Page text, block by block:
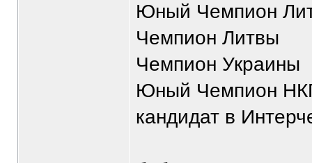
Юный Чемпион
Чемпион Литвы
Чемпион Украины
Юный Чемпион
кандидат в